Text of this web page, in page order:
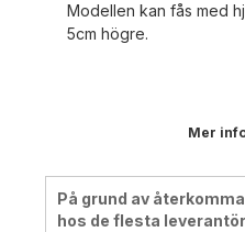
Modellen kan fås med
5cm högre.
Mer
På grund av
hos de flesta